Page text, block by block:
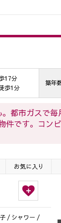
17分
歩1分
築年
都市ガスで
件です。コン
お気に入り
/ シャワー /